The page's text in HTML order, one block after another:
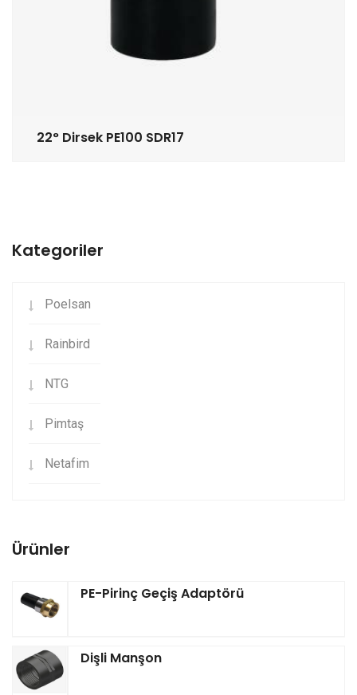
22° Dirsek PE100 SDR17
Kategoriler
Poelsan
Rainbird
NTG
Pimtaş
Netafim
Ürünler
PE-Pirinç Geçiş Adaptörü
Dişli Manşon